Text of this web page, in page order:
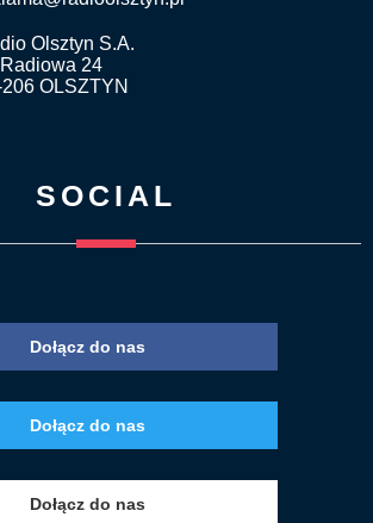
Olsztyn S.A.
24
OLSZTYN
SOCIAL
Dołącz do nas
Dołącz do nas
Dołącz do nas